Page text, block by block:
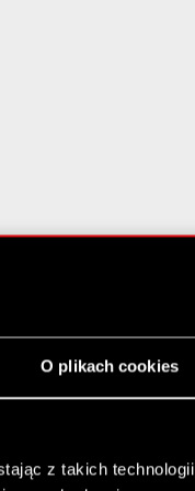
O plikach cookies
z takich technologii